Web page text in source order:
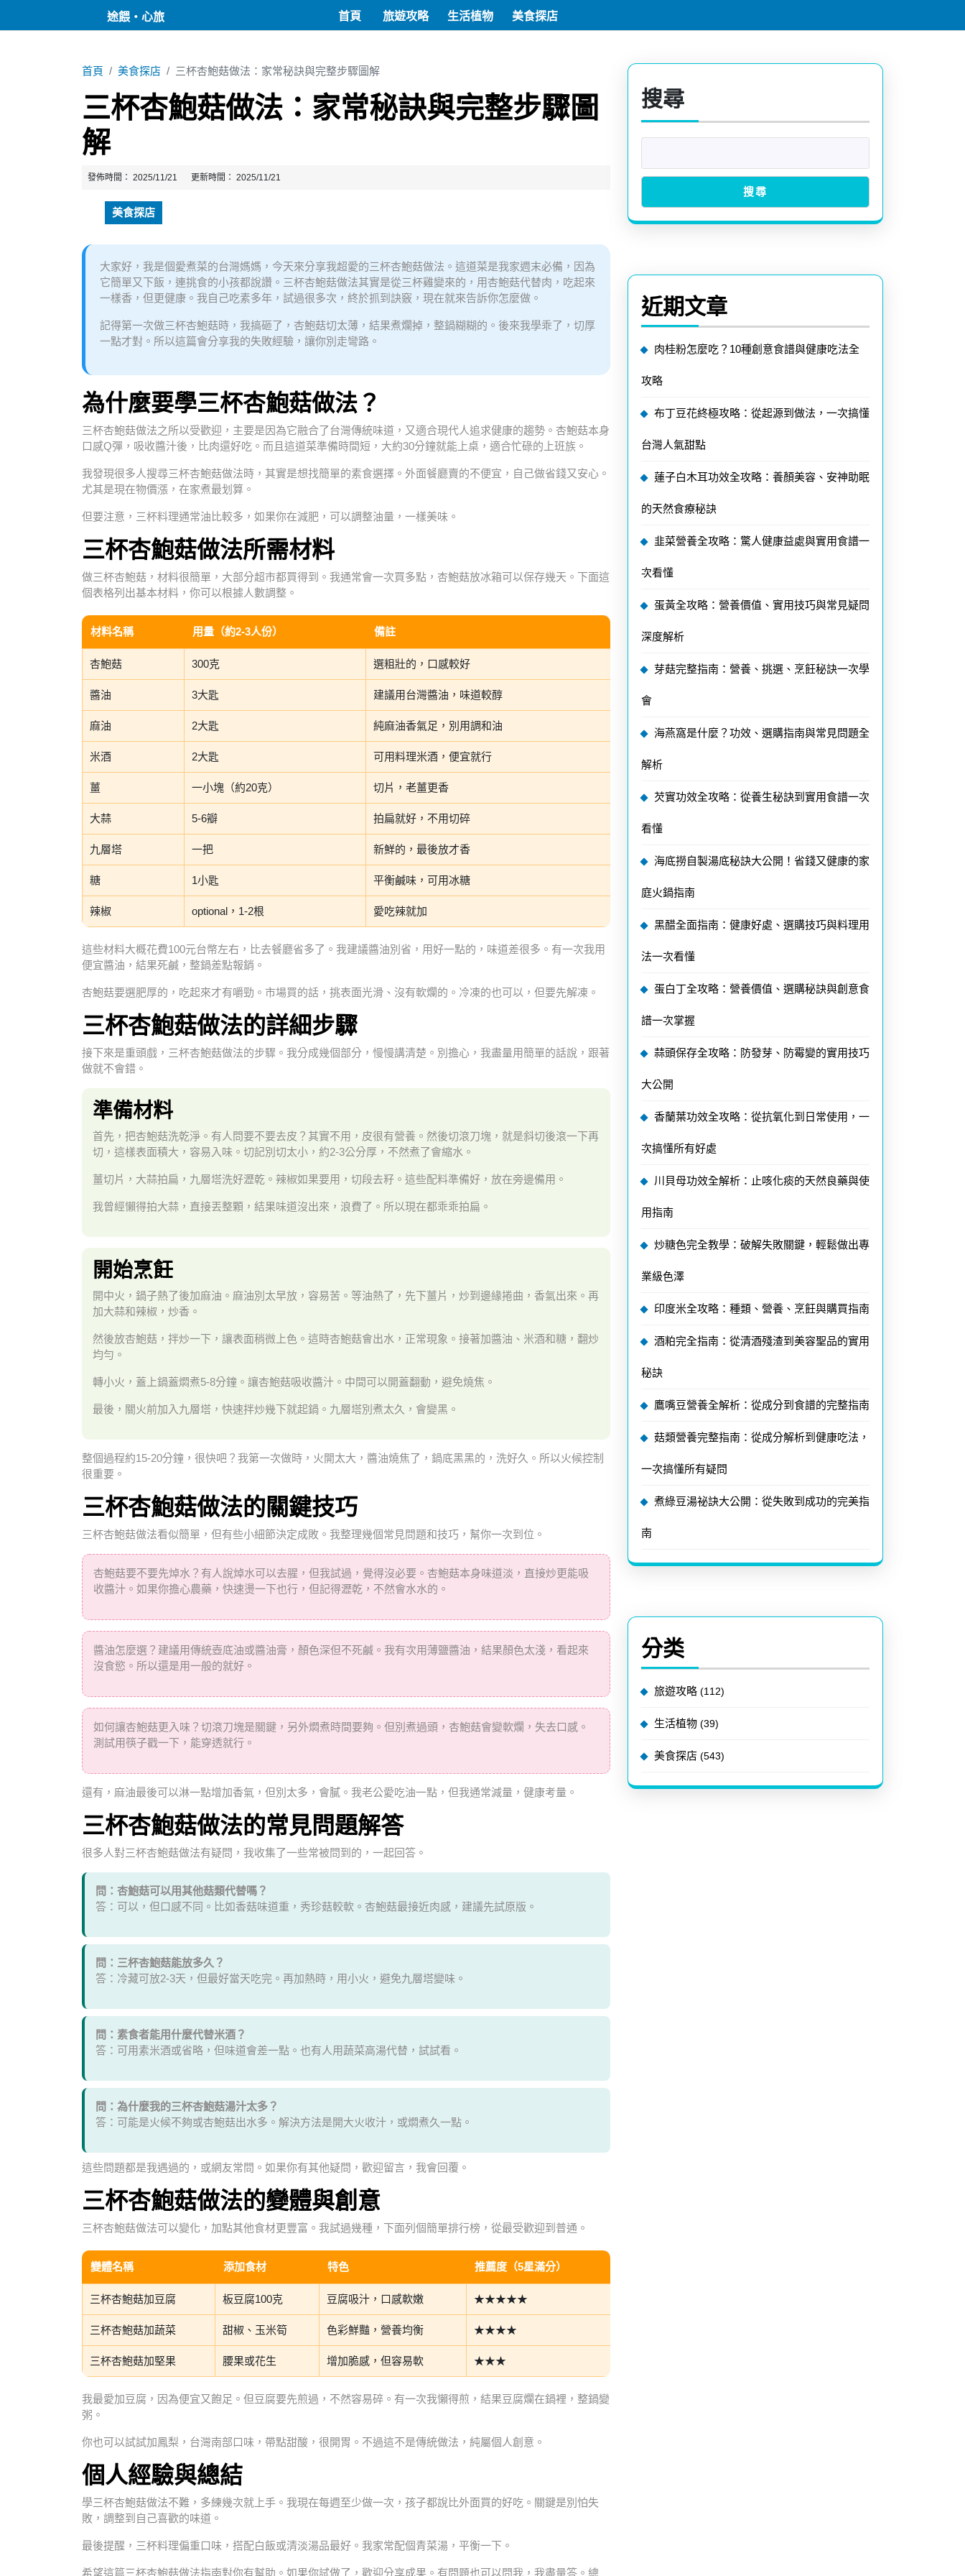
途餵・心旅 首頁 旅遊攻略 生活植物 美食探店
首頁 美食探店 三杯杏鮑菇做法：家常秘訣與完整步驟圖解
三杯杏鮑菇做法：家常秘訣與完整步驟圖
解
發佈時間： 2025/11/21 更新時間： 2025/11/21
美食探店
大家好，我是個愛煮菜的台灣媽媽，今天來分享我超愛的三杯杏鮑菇做法。這道菜是我家週末必備，因為
它簡單又下飯，連挑食的小孩都說讚。三杯杏鮑菇做法其實是從三杯雞變來的，用杏鮑菇代替肉，吃起來
一樣香，但更健康。我自己吃素多年，試過很多次，終於抓到訣竅，現在就來告訴你怎麼做。
記得第一次做三杯杏鮑菇時，我搞砸了，杏鮑菇切太薄，結果煮爛掉，整鍋糊糊的。後來我學乖了，切厚
一點才對。所以這篇會分享我的失敗經驗，讓你別走彎路。
為什麼要學三杯杏鮑菇做法？
三杯杏鮑菇做法之所以受歡迎，主要是因為它融合了台灣傳統味道，又適合現代人追求健康的趨勢。杏鮑菇本身
口感Q彈，吸收醬汁後，比肉還好吃。而且這道菜準備時間短，大約30分鐘就能上桌，適合忙碌的上班族。
我發現很多人搜尋三杯杏鮑菇做法時，其實是想找簡單的素食選擇。外面餐廳賣的不便宜，自己做省錢又安心。
尤其是現在物價漲，在家煮最划算。
但要注意，三杯料理通常油比較多，如果你在減肥，可以調整油量，一樣美味。
三杯杏鮑菇做法所需材料
做三杯杏鮑菇，材料很簡單，大部分超市都買得到。我通常會一次買多點，杏鮑菇放冰箱可以保存幾天。下面這
個表格列出基本材料，你可以根據人數調整。
材料名稱 用量（約2-3人份） 備註
杏鮑菇 300克 選粗壯的，口感較好
醬油 3大匙 建議用台灣醬油，味道較醇
麻油 2大匙 純麻油香氣足，別用調和油
米酒 2大匙 可用料理米酒，便宜就行
薑 一小塊（約20克） 切片，老薑更香
大蒜 5-6瓣 拍扁就好，不用切碎
九層塔 一把 新鮮的，最後放才香
糖 1小匙 平衡鹹味，可用冰糖
辣椒 optional，1-2根 愛吃辣就加
這些材料大概花費100元台幣左右，比去餐廳省多了。我建議醬油別省，用好一點的，味道差很多。有一次我用
便宜醬油，結果死鹹，整鍋差點報銷。
杏鮑菇要選肥厚的，吃起來才有嚼勁。市場買的話，挑表面光滑、沒有軟爛的。冷凍的也可以，但要先解凍。
三杯杏鮑菇做法的詳細步驟
接下來是重頭戲，三杯杏鮑菇做法的步驟。我分成幾個部分，慢慢講清楚。別擔心，我盡量用簡單的話說，跟著
做就不會錯。
準備材料
首先，把杏鮑菇洗乾淨。有人問要不要去皮？其實不用，皮很有營養。然後切滾刀塊，就是斜切後滾一下再
切，這樣表面積大，容易入味。切記別切太小，約2-3公分厚，不然煮了會縮水。
薑切片，大蒜拍扁，九層塔洗好瀝乾。辣椒如果要用，切段去籽。這些配料準備好，放在旁邊備用。
我曾經懶得拍大蒜，直接丟整顆，結果味道沒出來，浪費了。所以現在都乖乖拍扁。
開始烹飪
開中火，鍋子熱了後加麻油。麻油別太早放，容易苦。等油熱了，先下薑片，炒到邊緣捲曲，香氣出來。再
加大蒜和辣椒，炒香。
然後放杏鮑菇，拌炒一下，讓表面稍微上色。這時杏鮑菇會出水，正常現象。接著加醬油、米酒和糖，翻炒
均勻。
轉小火，蓋上鍋蓋燜煮5-8分鐘。讓杏鮑菇吸收醬汁。中間可以開蓋翻動，避免燒焦。
最後，關火前加入九層塔，快速拌炒幾下就起鍋。九層塔別煮太久，會變黑。
整個過程約15-20分鐘，很快吧？我第一次做時，火開太大，醬油燒焦了，鍋底黑黑的，洗好久。所以火候控制
很重要。
三杯杏鮑菇做法的關鍵技巧
三杯杏鮑菇做法看似簡單，但有些小細節決定成敗。我整理幾個常見問題和技巧，幫你一次到位。
杏鮑菇要不要先焯水？有人說焯水可以去腥，但我試過，覺得沒必要。杏鮑菇本身味道淡，直接炒更能吸
收醬汁。如果你擔心農藥，快速燙一下也行，但記得瀝乾，不然會水水的。
醬油怎麼選？建議用傳統壺底油或醬油膏，顏色深但不死鹹。我有次用薄鹽醬油，結果顏色太淺，看起來
沒食慾。所以還是用一般的就好。
如何讓杏鮑菇更入味？切滾刀塊是關鍵，另外燜煮時間要夠。但別煮過頭，杏鮑菇會變軟爛，失去口感。
測試用筷子戳一下，能穿透就行。
還有，麻油最後可以淋一點增加香氣，但別太多，會膩。我老公愛吃油一點，但我通常減量，健康考量。
三杯杏鮑菇做法的常見問題解答
很多人對三杯杏鮑菇做法有疑問，我收集了一些常被問到的，一起回答。
問：杏鮑菇可以用其他菇類代替嗎？
答：可以，但口感不同。比如香菇味道重，秀珍菇較軟。杏鮑菇最接近肉感，建議先試原版。
問：三杯杏鮑菇能放多久？
答：冷藏可放2-3天，但最好當天吃完。再加熱時，用小火，避免九層塔變味。
問：素食者能用什麼代替米酒？
答：可用素米酒或省略，但味道會差一點。也有人用蔬菜高湯代替，試試看。
問：為什麼我的三杯杏鮑菇湯汁太多？
答：可能是火候不夠或杏鮑菇出水多。解決方法是開大火收汁，或燜煮久一點。
這些問題都是我遇過的，或網友常問。如果你有其他疑問，歡迎留言，我會回覆。
三杯杏鮑菇做法的變體與創意
三杯杏鮑菇做法可以變化，加點其他食材更豐富。我試過幾種，下面列個簡單排行榜，從最受歡迎到普通。
變體名稱 添加食材 特色 推薦度（5星滿分）
三杯杏鮑菇加豆腐 板豆腐100克 豆腐吸汁，口感軟嫩 ★★★★★
三杯杏鮑菇加蔬菜 甜椒、玉米筍 色彩鮮豔，營養均衡 ★★★★
三杯杏鮑菇加堅果 腰果或花生 增加脆感，但容易軟 ★★★
我最愛加豆腐，因為便宜又飽足。但豆腐要先煎過，不然容易碎。有一次我懶得煎，結果豆腐爛在鍋裡，整鍋變
粥。
你也可以試試加鳳梨，台灣南部口味，帶點甜酸，很開胃。不過這不是傳統做法，純屬個人創意。
個人經驗與總結
學三杯杏鮑菇做法不難，多練幾次就上手。我現在每週至少做一次，孩子都說比外面買的好吃。關鍵是別怕失
敗，調整到自己喜歡的味道。
最後提醒，三杯料理偏重口味，搭配白飯或清淡湯品最好。我家常配個青菜湯，平衡一下。
希望這篇三杯杏鮑菇做法指南對你有幫助。如果你試做了，歡迎分享成果。有問題也可以問我，我盡量答。總
搜尋
搜尋
近期文章
肉桂粉怎麼吃？10種創意食譜與健康吃法全
攻略
布丁豆花終極攻略：從起源到做法，一次搞懂
台灣人氣甜點
蓮子白木耳功效全攻略：養顏美容、安神助眠
的天然食療秘訣
韭菜營養全攻略：驚人健康益處與實用食譜一
次看懂
蛋黃全攻略：營養價值、實用技巧與常見疑問
深度解析
芽菇完整指南：營養、挑選、烹飪秘訣一次學
會
海燕窩是什麼？功效、選購指南與常見問題全
解析
芡實功效全攻略：從養生秘訣到實用食譜一次
看懂
海底撈自製湯底秘訣大公開！省錢又健康的家
庭火鍋指南
黑醋全面指南：健康好處、選購技巧與料理用
法一次看懂
蛋白丁全攻略：營養價值、選購秘訣與創意食
譜一次掌握
蒜頭保存全攻略：防發芽、防霉變的實用技巧
大公開
香蘭葉功效全攻略：從抗氧化到日常使用，一
次搞懂所有好處
川貝母功效全解析：止咳化痰的天然良藥與使
用指南
炒糖色完全教學：破解失敗關鍵，輕鬆做出專
業級色澤
印度米全攻略：種類、營養、烹飪與購買指南
酒粕完全指南：從清酒殘渣到美容聖品的實用
秘訣
鷹嘴豆營養全解析：從成分到食譜的完整指南
菇類營養完整指南：從成分解析到健康吃法，
一次搞懂所有疑問
煮綠豆湯祕訣大公開：從失敗到成功的完美指
南
分类
旅遊攻略 (112)
生活植物 (39)
美食探店 (543)